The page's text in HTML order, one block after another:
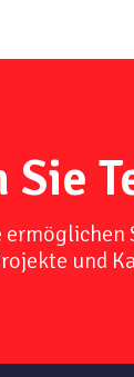
Sie
und